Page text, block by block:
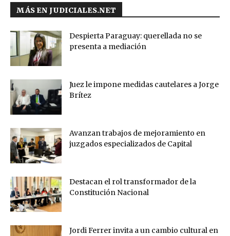
MÁS EN JUDICIALES.NET
Despierta Paraguay: querellada no se
presenta a mediación
Juez le impone medidas cautelares a Jorge
Brítez
Avanzan trabajos de mejoramiento en
juzgados especializados de Capital
Destacan el rol transformador de la
Constitución Nacional
Jordi Ferrer invita a un cambio cultural en